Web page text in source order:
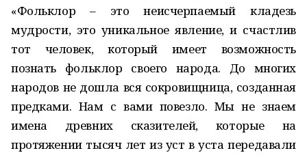
«Фольклор – это неисчерпаемый кладезь
мудрости, это уникальное явление, и счастлив
тот человек, который имеет возможность
познать фольклор своего народа. До многих
народов не дошла вся сокровищница, созданная
предками. Нам с вами повезло. Мы не знаем
имена древних сказителей, которые на
протяжении тысяч лет из уст в уста передавали